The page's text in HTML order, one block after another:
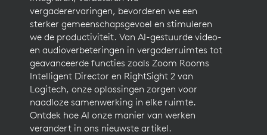
vergaderervaringen, bevorderen we een
sterker gemeenschapsgevoel en stimuleren
we de productiviteit. Van AI-gestuurde video-
en audioverbeteringen in vergaderruimtes tot
geavanceerde functies zoals Zoom Rooms
Intelligent Director en RightSight 2 van
Logitech, onze oplossingen zorgen voor
naadloze samenwerking in elke ruimte.
Ontdek hoe AI onze manier van werken
verandert in ons nieuwste artikel.